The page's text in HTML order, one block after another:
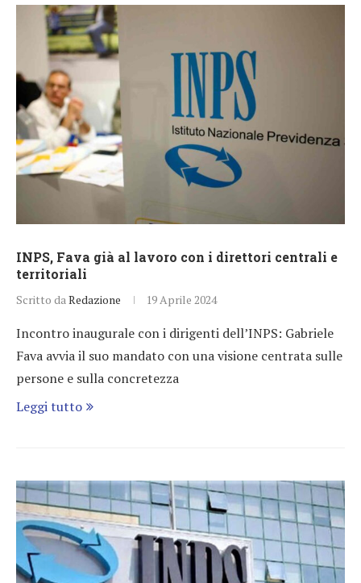
INPS, Fava già al lavoro con i direttori centrali e
territoriali
Scritto da Redazione 19 Aprile 2024
Incontro inaugurale con i dirigenti dell’INPS: Gabriele
Fava avvia il suo mandato con una visione centrata sulle
persone e sulla concretezza
Leggi tutto